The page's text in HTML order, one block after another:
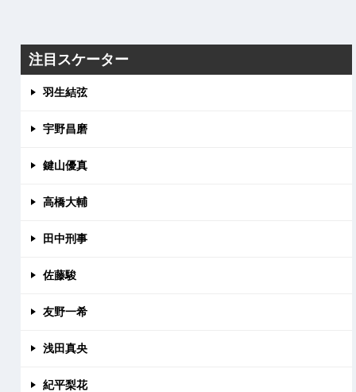
注目スケーター
羽生結弦
宇野昌磨
鍵山優真
高橋大輔
田中刑事
佐藤駿
友野一希
浅田真央
紀平梨花